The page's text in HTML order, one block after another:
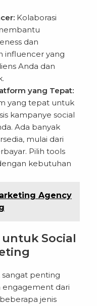
Kolaborasi
dan
influencer yang
Anda dan
yang Tepat:
yang tepat untuk
kampanye social
Ada banyak
mulai dari
Pilih tools
kebutuhan
Agency
Social
penting
dari
jenis